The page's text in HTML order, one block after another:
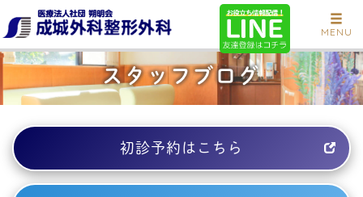
MENU
スタッフブログ
初診予約はこちら